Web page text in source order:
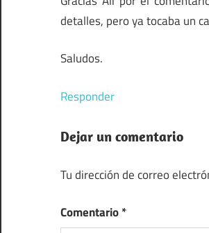
detalles, pero ya tocaba un
Saludos.
Responder
Dejar un comentario
Tu dirección de correo
Comentario*